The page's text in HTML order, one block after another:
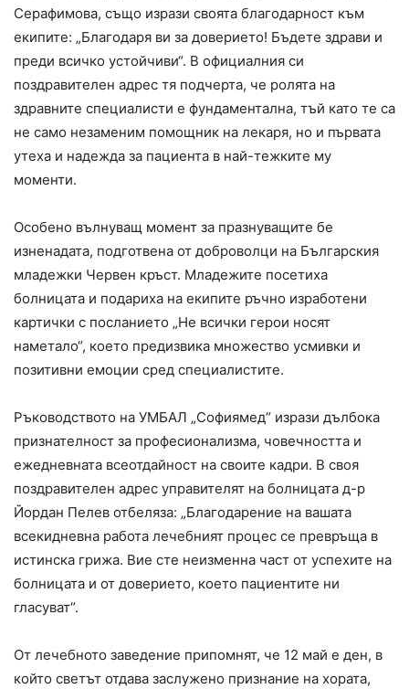
Серафимова, също изрази своята благодарност към
екипите: „Благодаря ви за доверието! Бъдете здрави и
преди всичко устойчиви“. В официалния си
поздравителен адрес тя подчерта, че ролята на
здравните специалисти е фундаментална, тъй като те са
не само незаменим помощник на лекаря, но и първата
утеха и надежда за пациента в най-тежките му
моменти.
Особено вълнуващ момент за празнуващите бе
изненадата, подготвена от доброволци на Българския
младежки Червен кръст. Младежите посетиха
болницата и подариха на екипите ръчно изработени
картички с посланието „Не всички герои носят
наметало“, което предизвика множество усмивки и
позитивни емоции сред специалистите.
Ръководството на УМБАЛ „Софиямед“ изрази дълбока
признателност за професионализма, човечността и
ежедневната всеотдайност на своите кадри. В своя
поздравителен адрес управителят на болницата д-р
Йордан Пелев отбеляза: „Благодарение на вашата
всекидневна работа лечебният процес се превръща в
истинска грижа. Вие сте неизменна част от успехите на
болницата и от доверието, което пациентите ни
гласуват“.
От лечебното заведение припомнят, че 12 май е ден, в
който светът отдава заслужено признание на хората,